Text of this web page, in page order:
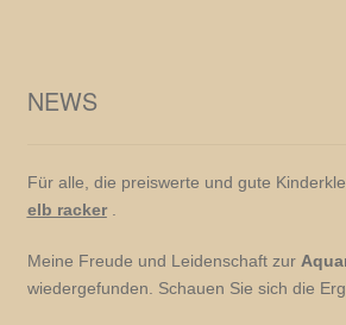
NEWS
Für alle, die preiswerte und gute
elb racker.
Meine Freude und Leidenschaft zur
wiedergefunden. Schauen Sie sich die